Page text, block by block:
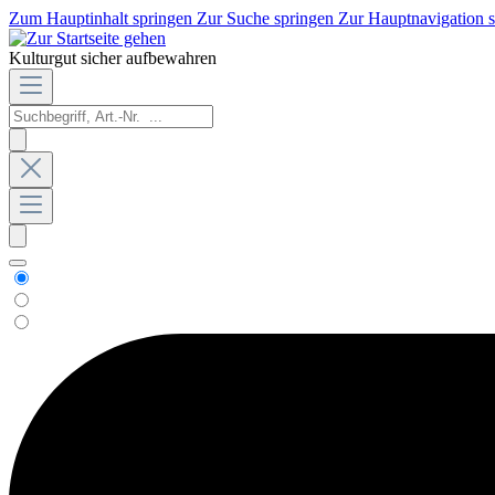
Zum Hauptinhalt springen Zur Suche springen Zur Hauptnavigation
Kulturgut sicher aufbewahren